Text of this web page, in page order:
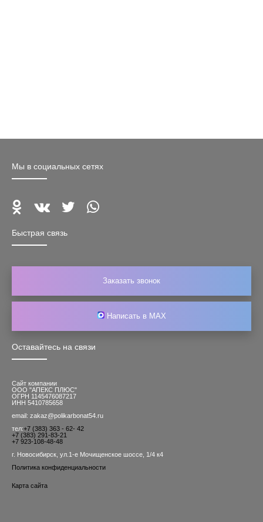
Оставайтесь на связи
Сайт компании
ООО "АПЕКС ПЛЮС"
ОГРН 1145476087217
ИНН 5410785658
email: zakaz@polikarbonat54.ru
тел:+7 (383) 363 - 62- 42
+7 (383) 291-83-21
+7 923-108-48-48
г. Новосибирск, ул.1-е Мочищенское шоссе, 1/4 к4
Политика конфиденциальности
Карта сайта
Мы в социальных сетях
Быстрая связь
Заказать звонок
Написать в MAX